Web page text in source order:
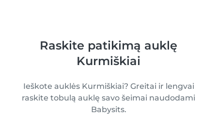
Raskite patikimą auklę
Kurmiškiai
Ieškote auklės Kurmiškiai? Greitai ir lengvai
raskite tobulą auklę savo šeimai naudodami
Babysits.